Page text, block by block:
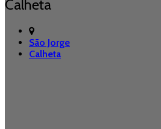
Calheta
São Jorge
Calheta